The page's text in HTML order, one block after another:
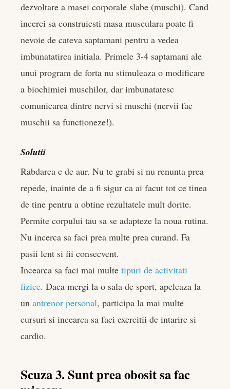
dezvoltare a masei corporale slabe (muschi). Cand
incerci sa construiesti masa musculara poate fi
nevoie de cateva saptamani pentru a vedea
imbunatatirea initiala. Primele 3-4 saptamani ale
unui program de forta nu stimuleaza o modificare
a biochimiei muschilor, dar imbunatatesc
comunicarea dintre nervi si muschi (nervii fac
muschii sa functioneze!).
Solutii
Rabdarea e de aur. Nu te grabi si nu renunta prea
repede, inainte de a fi sigur ca ai facut tot ce tinea
de tine pentru a obtine rezultatele mult dorite.
Permite corpului tau sa se adapteze la noua rutina.
Nu incerca sa faci prea multe prea curand. Fa
pasii lent si fii consecvent.
Incearca sa faci mai multe tipuri de activitati
fizice. Daca mergi la o sala de sport, apeleaza la
un antrenor personal, participa la mai multe
cursuri si incearca sa faci exercitii de intarire si
cardio.
Scuza 3. Sunt prea obosit sa fac